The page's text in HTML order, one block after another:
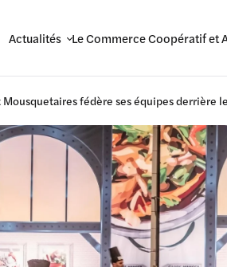
Actualités Le Commerce Coopératif et
Mousquetaires fédère ses équipes derrière